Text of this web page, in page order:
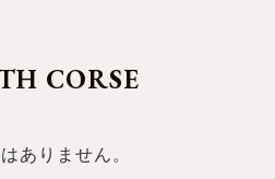
CORSE
ありません。